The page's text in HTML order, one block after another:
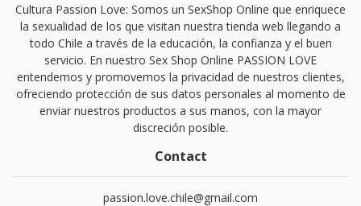
Cultura Passion Love: Somos un SexShop Online que enriquece
la sexualidad de los que visitan nuestra tienda web llegando a
todo Chile a través de la educación, la confianza y el buen
servicio. En nuestro Sex Shop Online PASSION LOVE
entendemos y promovemos la privacidad de nuestros clientes,
ofreciendo protección de sus datos personales al momento de
enviar nuestros productos a sus manos, con la mayor
discreción posible.
Contact
passion.love.chile@gmail.com